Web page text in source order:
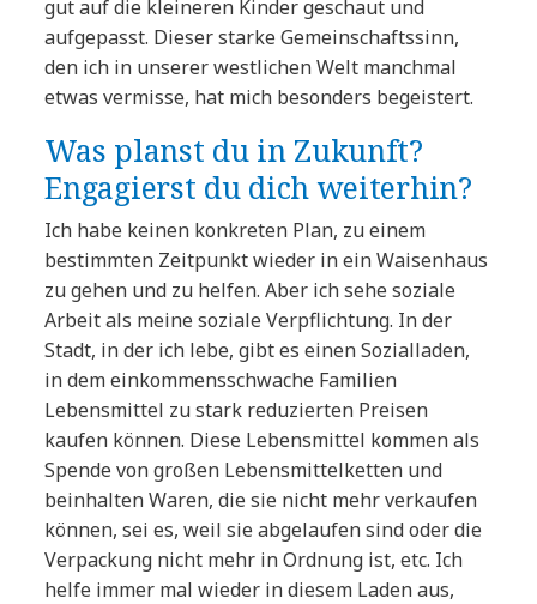
gut auf die kleineren Kinder geschaut und
aufgepasst. Dieser starke Gemeinschaftssinn,
den ich in unserer westlichen Welt manchmal
etwas vermisse, hat mich besonders begeistert.
Was planst du in Zukunft?
Engagierst du dich weiterhin?
Ich habe keinen konkreten Plan, zu einem
bestimmten Zeitpunkt wieder in ein Waisenhaus
zu gehen und zu helfen. Aber ich sehe soziale
Arbeit als meine soziale Verpflichtung. In der
Stadt, in der ich lebe, gibt es einen Sozialladen,
in dem einkommensschwache Familien
Lebensmittel zu stark reduzierten Preisen
kaufen können. Diese Lebensmittel kommen als
Spende von großen Lebensmittelketten und
beinhalten Waren, die sie nicht mehr verkaufen
können, sei es, weil sie abgelaufen sind oder die
Verpackung nicht mehr in Ordnung ist, etc. Ich
helfe immer mal wieder in diesem Laden aus,